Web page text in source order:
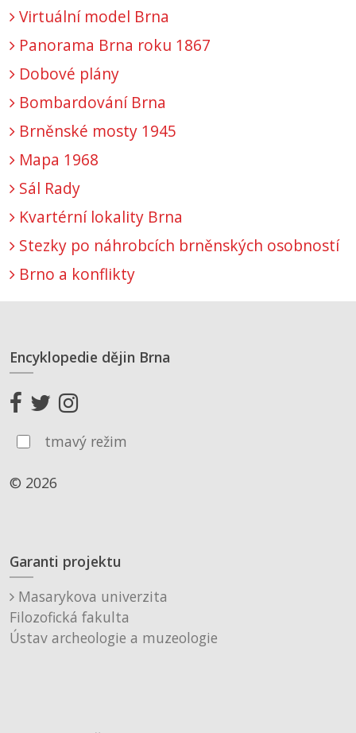
Virtuální model Brna
Panorama Brna roku 1867
Dobové plány
Bombardování Brna
Brněnské mosty 1945
Mapa 1968
Sál Rady
Kvartérní lokality Brna
Stezky po náhrobcích brněnských osobností
Brno a konflikty
Encyklopedie dějin Brna
tmavý režim
© 2026
Garanti projektu
Masarykova univerzita
Filozofická fakulta
Ústav archeologie a muzeologie